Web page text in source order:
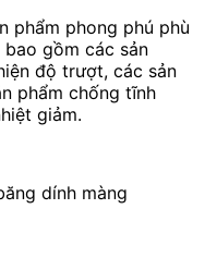
phẩm phong phú phù
gồm các sản
độ trượt, các sản
phẩm chống tĩnh
giảm.
dính màng